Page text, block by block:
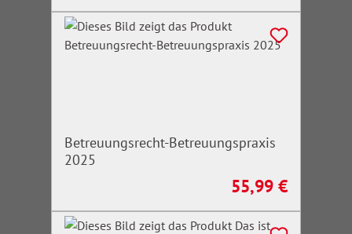
Betreuungsrecht-Betreuungspraxis
2025
Regulärer Preis:
55,99 €